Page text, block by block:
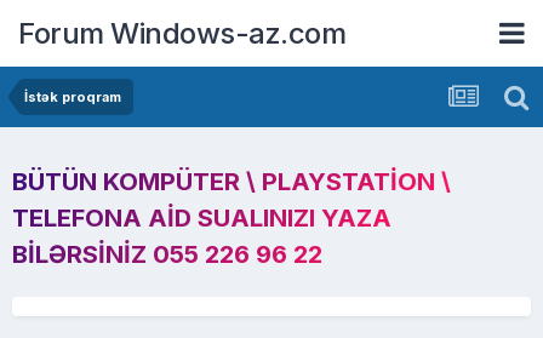
Forum Windows-az.com
İstək proqram
BÜTÜN KOMPÜTER \ PLAYSTATION \
TELEFONA AID SUALINIZI YAZA
BILƏRSINIZ 055 226 96 22